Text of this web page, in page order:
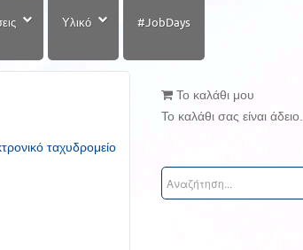
Υλικό #JobDays
ταχυδρομείο
Το καλάθι μου
Το καλάθι σας είναι άδειο.